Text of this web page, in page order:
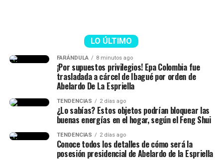
Epa Colombia y su abogada (Imagen
tomada de IG Rechismes)
LO ÚLTIMO
FARÁNDULA 8 minutos ago
¡Por supuestos privilegios! Epa Colombia fue
trasladada a cárcel de Ibagué por orden de
Abelardo De La Espriella
TENDENCIAS 2 días ago
¿Lo sabías? Estos objetos podrían bloquear las
buenas energías en el hogar, según el Feng Shui
TENDENCIAS 2 días ago
Conoce todos los detalles de cómo será la
posesión presidencial de Abelardo de la Espriella